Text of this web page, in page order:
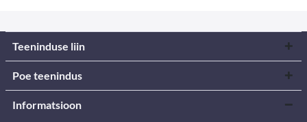
Teeninduse liin
Poe teenindus
Informatsioon